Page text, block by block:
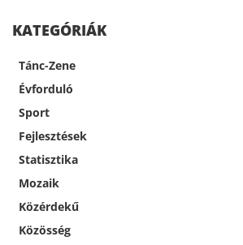
KATEGÓRIÁK
Tánc-Zene
Évforduló
Sport
Fejlesztések
Statisztika
Mozaik
Közérdekű
Közösség